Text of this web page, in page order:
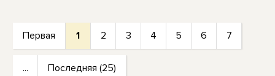
Первая 1 2 3 4 5 6 7
... Последняя (25)